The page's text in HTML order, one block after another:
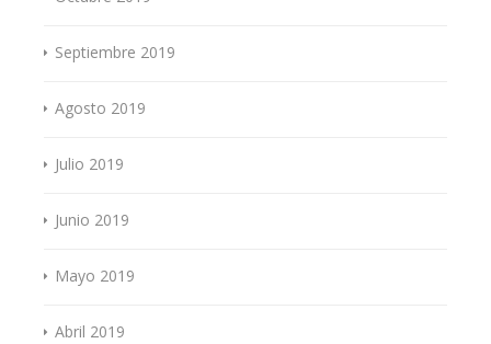
Septiembre 2019
Agosto 2019
Julio 2019
Junio 2019
Mayo 2019
Abril 2019